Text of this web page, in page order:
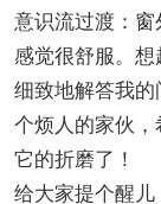
意识流过渡：窗
感觉很舒服。
细致地解答我
个烦人的家伙
它的折磨了！
给大家提个醒